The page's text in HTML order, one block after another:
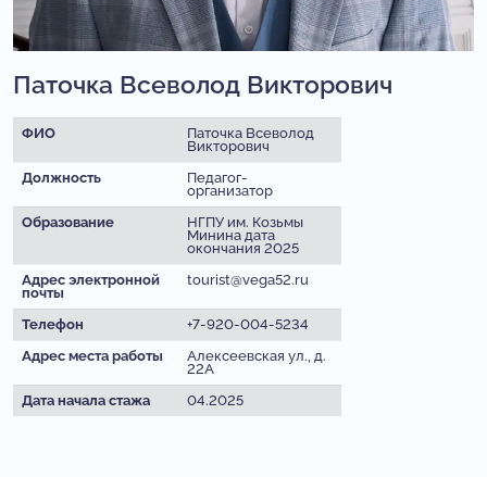
Паточка Всеволод Викторович
ФИО
Паточка Всеволод
Викторович
Должность
Педагог-
организатор
Образование
НГПУ им. Козьмы
Минина дата
окончания 2025
Адрес электронной
почты
tourist@vega52.ru
Телефон
+7-920-004-5234
Адрес места работы
Алексеевская ул., д.
22А
Дата начала стажа
04.2025